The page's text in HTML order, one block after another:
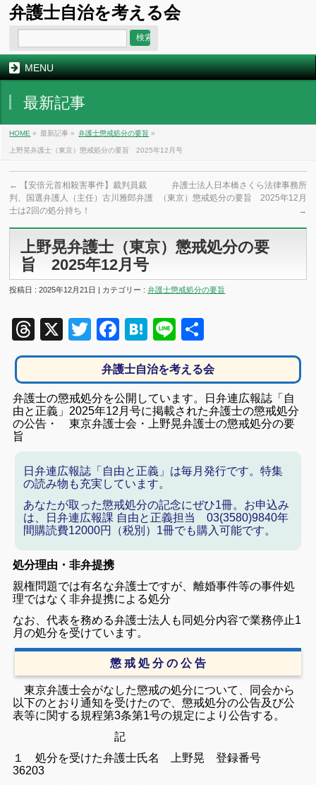
弁護士自治を考える会
MENU
最新記事
HOME » 最新記事 » 弁護士懲戒処分の要旨 »
上野晃弁護士（東京）懲戒処分の要旨 2025年12月号
←
【安倍元首相殺害事件】裁判員裁
判、国選弁護人（主任）古川雅郎弁護
士は2回の処分持ち！
弁護士法人日本橋さくら法律事務所
（東京）懲戒処分の要旨 2025年12月
→
上野晃弁護士（東京）懲戒処分の要
旨 2025年12月号
投稿日 : 2025年12月21日 | カテゴリー :弁護士懲戒処分の要旨
Threads
X TwitterFacebook
Hatena
Line
有
弁護士自治を考える会
弁護士の懲戒処分を公開しています。日弁連広報誌「自
由と正義」2025年12月号に掲載された弁護士の懲戒処分
の公告・ 東京弁護士会・上野晃弁護士の懲戒処分の要
旨
日弁連広報誌「自由と正義」は毎月発行です。特集
の読み物も充実しています。
あなたが取った懲戒処分の記念にぜひ1冊。お申込み
は、日弁連広報課 自由と正義担当 03(3580)9840年
間購読費12000円（税別）1冊でも購入可能です。
処分理由・非弁提携
親権問題では有名な弁護士ですが、離婚事件等の事件処
理ではなく非弁提携による処分
なお、代表を務める弁護士法人も同処分内容で業務停止1
月の処分を受けています。
懲 戒 処 分 の 公 告
東京弁護士会がなした懲戒の処分について、同会から
以下のとおり通知を受けたので、懲戒処分の公告及び公
表等に関する規程第3条第1号の規定により公告する。
記
１ 処分を受けた弁護士氏名 上野晃 登録番号
36203